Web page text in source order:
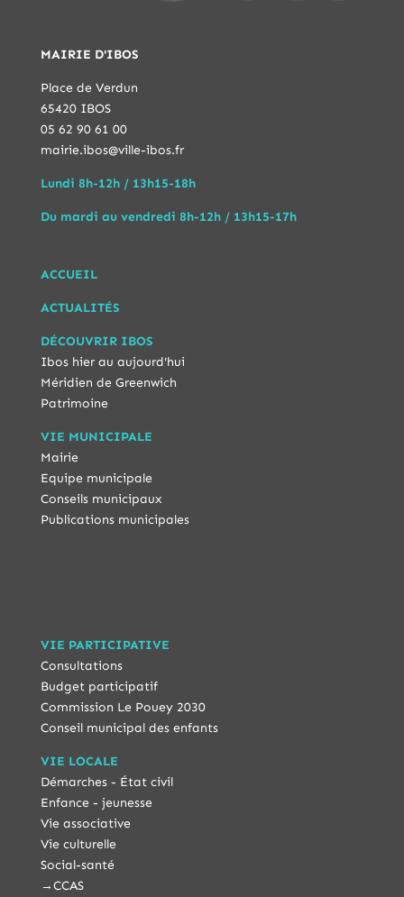
MAIRIE D'IBOS
Place de Verdun
65420 IBOS
05 62 90 61 00
mairie.ibos@ville-ibos.fr
Lundi 8h-12h / 13h15-18h
Du mardi au vendredi 8h-12h / 13h15-17h
ACCUEIL
ACTUALITÉS
DÉCOUVRIR IBOS
Ibos hier au aujourd'hui
Méridien de Greenwich
Patrimoine
VIE MUNICIPALE
Mairie
Equipe municipale
Conseils municipaux
Publications municipales
VIE PARTICIPATIVE
Consultations
Budget participatif
Commission Le Pouey 2030
Conseil municipal des enfants
VIE LOCALE
Démarches - État civil
Enfance - jeunesse
Vie associative
Vie culturelle
Social-santé
→CCAS